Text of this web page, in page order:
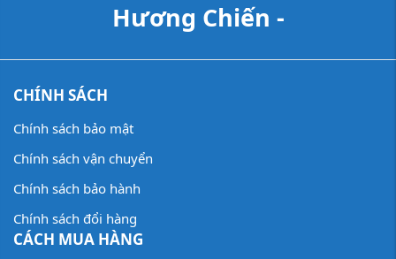
Hương Chiến -
CHÍNH SÁCH
Chính sách bảo mật
Chính sách vận chuyển
Chính sách bảo hành
Chính sách đổi hàng
CÁCH MUA HÀNG